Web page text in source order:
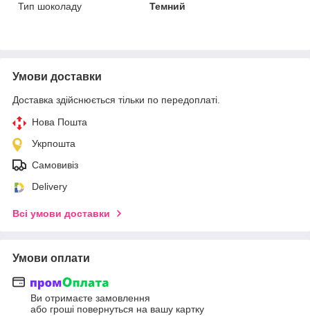
Тип шоколаду
Темний
Умови доставки
Доставка здійснюється тільки по передоплаті.
Нова Пошта
Укрпошта
Самовивіз
Delivery
Всі умови доставки
Умови оплати
Ви отримаєте замовлення
або гроші повернуться на вашу картку